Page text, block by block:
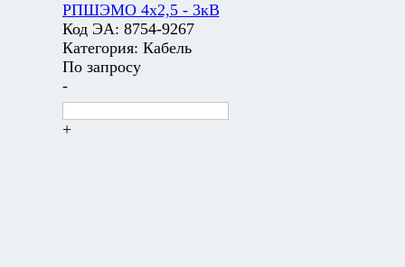
РПШЭМО 4х2,5 - 3кВ
Код ЭА: 8754-9267
Категория: Кабель
По запросу
-
+